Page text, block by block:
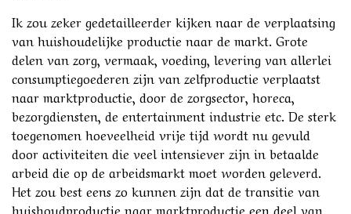
Ik zou zeker gedetailleerder kijken naar de verplaatsing
van huishoudelijke productie naar de markt. Grote
delen van zorg, vermaak, voeding, levering van allerlei
consumptiegoederen zijn van zelfproductie verplaatst
naar marktproductie, door de zorgsector, horeca,
bezorgdiensten, de entertainment industrie etc. De sterk
toegenomen hoeveelheid vrije tijd wordt nu gevuld
door activiteiten die veel intensiever zijn in betaalde
arbeid die op de arbeidsmarkt moet worden geleverd.
Het zou best eens zo kunnen zijn dat de transitie van
huishoudproductie naar marktproductie een deel van